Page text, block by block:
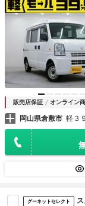
販売店保証 オンライン商
岡山県倉敷市 軽３
グーネットセレクト